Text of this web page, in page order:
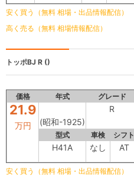
安く買う（無料 相場・出品情報配信）
高く売る（無料 相場情報配信）
トッポBJ R ()
価格 年式 グレード
21.9
万円 (昭和-1925)
R
型式 車検 シフト
H41A なし AT
安く買う（無料 相場・出品情報配信）